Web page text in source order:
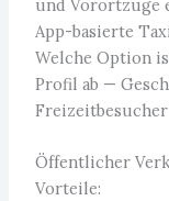
und Vorortzüge
App-basierte
Welche Option
Profil ab —
Öffentlicher
Vorteile: